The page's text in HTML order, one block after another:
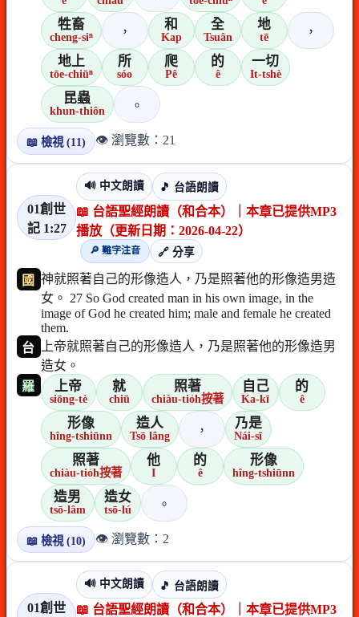
牲畜
cheng-siⁿ ， 和
Kap
全
Tsuân
地
tē ，
地上
tōe-chiūⁿ
所
sóo
爬
Pê
的
ê
一切
It-tshè
昆蟲
khun-thiôn 。
📖 檢視 (11) 👁️ 瀏覽數：21
01創世
記 1:27
🔊 中文朗讀 🎵 台語朗讀
📖 台語聖經朗讀（和合本）｜本章已提供MP3
播放（更新日期：2026-04-22）
🔎 難字注音
🔗 分享
國 神就照著自己的形像造人，乃是照著他的形像造男造
女。 27 So God created man in his own image, in the
image of God he created him; male and female he created
them.
台
上帝就照著自己的形像造人，乃是照著他的形像造男
造女。
羅
上帝
siōng-tè
就
chiū
照著
chiàu-tio̍h按著
自己
Ka-kī
的
ê
形像
hîng-tshiūnn
造人
Tsō lâng ， 乃是
Nái-sī
照著
chiàu-tio̍h按著
他
I
的
ê
形像
hîng-tshiūnn
造男
tsō-lâm
造女
tsō-lú 。
📖 檢視 (10) 👁️ 瀏覽數：2
01創世
🔊 中文朗讀 🎵 台語朗讀
📖 台語聖經朗讀（和合本）｜本章已提供MP3